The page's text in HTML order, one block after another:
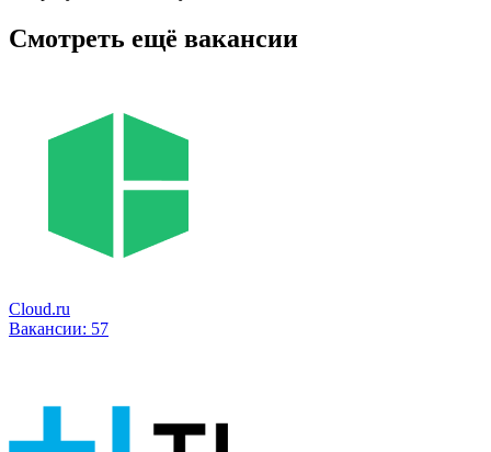
Смотреть ещё вакансии
Cloud.ru
Вакансии: 57